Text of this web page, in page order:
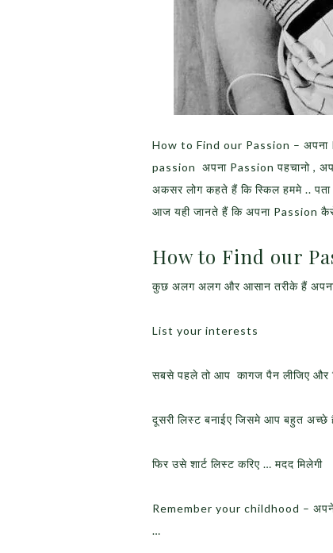
How to Find our Passion –
passion अपना Passion पहचानो ,
अकसर लोग कहते हैं कि स्किल हममे .. पता
आज यही जानते हैं कि अपना Passion
How to Find our
कुछ अलग अलग और आसान तरीके हैं
List your interests
सबसे पहले तो आप कागज पैन लीजिए और
दूसरी लिस्ट बनाईए जिसमे आप बहुत अच्छे
फिर उसे शार्ट लिस्ट करिए … मदद मिलेगी
Remember your childhood – अपने
…